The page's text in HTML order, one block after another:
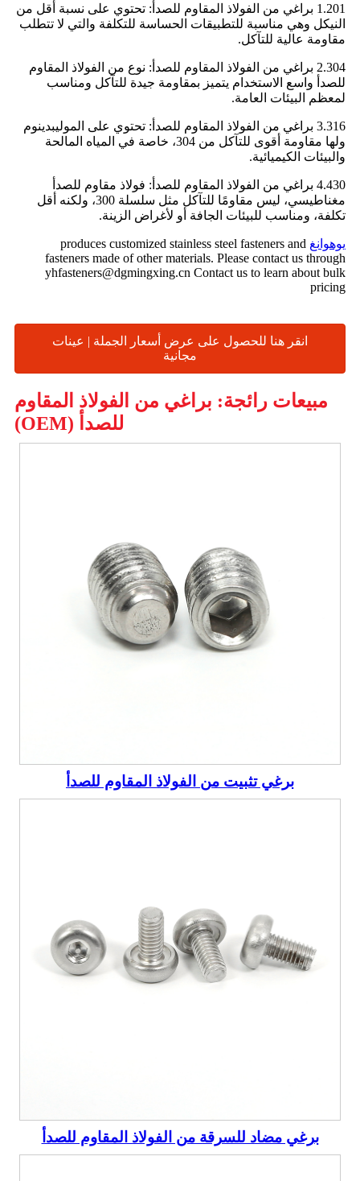
1.201 براغي من الفولاذ المقاوم للصدأ: تحتوي على نسبة أقل من
النيكل وهي مناسبة للتطبيقات الحساسة للتكلفة والتي لا تتطلب
مقاومة عالية للتآكل.
2.304 براغي من الفولاذ المقاوم للصدأ: نوع من الفولاذ المقاوم
للصدأ واسع الاستخدام يتميز بمقاومة جيدة للتآكل ومناسب
لمعظم البيئات العامة.
3.316 براغي من الفولاذ المقاوم للصدأ: تحتوي على الموليبدينوم
ولها مقاومة أقوى للتآكل من 304، خاصة في المياه المالحة
والبيئات الكيميائية.
4.430 براغي من الفولاذ المقاوم للصدأ: فولاذ مقاوم للصدأ
مغناطيسي، ليس مقاومًا للتآكل مثل سلسلة 300، ولكنه أقل
تكلفة، ومناسب للبيئات الجافة أو لأغراض الزينة.
يوهوانغ produces customized stainless steel fasteners and
fasteners made of other materials. Please contact us through
yhfasteners@dgmingxing.cn Contact us to learn about bulk
pricing
انقر هنا للحصول على عرض أسعار الجملة | عينات
مجانية
مبيعات رائجة: براغي من الفولاذ المقاوم
للصدأ (OEM)
برغي تثبيت من الفولاذ المقاوم للصدأ
برغي مضاد للسرقة من الفولاذ المقاوم للصدأ